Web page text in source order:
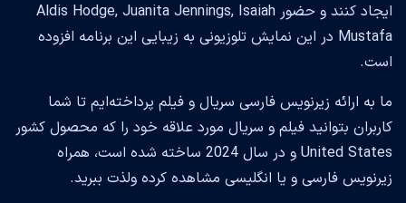
ایجاد کنند و حضور Aldis Hodge, Juanita Jennings, Isaiah
Mustafa در این نمایش تلوزیونی به زیبایی این برنامه افزوده
است.
ما به ارائه زیرنویس فارسی سریال و فیلم پرداخته‌ایم تا شما
کاربران بتوانید فیلم و سریال مورد علاقه خود را که محصول کشور
United States و در سال 2024 ساخته شده است، همراه
زیرنویس فارسی و یا انگلیسی مشاهده کرده ولذت ببرید.